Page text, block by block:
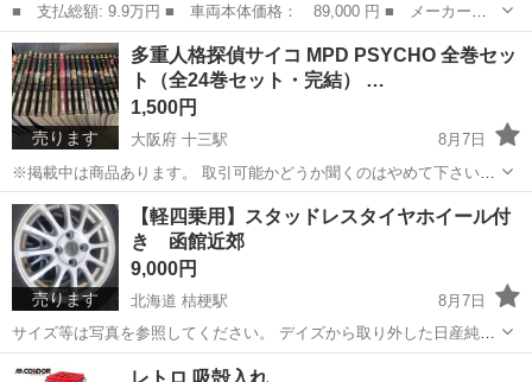
■ 支払総額: 9.9万円 ■ 車両本体価格： 89,000 円 ■ メーカー
名： スズキ ■ 車種名： アルト ■ グレード名： Ｎ－１ キー
レス ＣＤチューナー ■ 排気量： 660cc ■ ドア枚数： 5D ■ ミ
ッ...
埼玉 狭山市 アルト
売ります
多重人格探偵サイコ MPD PSYCHO 全巻セッ
ト（全24巻セット・完結） …
1,500円
大阪府 十三駅
8月7日
※掲載中は商品あります。 取引可能かどうか聞くのはやめて下さい。
一通目に取引可能な日時など記載していただくとスムーズです。
━━━━━━━━━━━━━━━━━━━ ※値段が合わないと思う方
は★より 相談してもら...
大阪 大阪市 十三駅 マンガ、コミック、アニメ
多重人格探偵サイコ
売ります
【軽四乗用】スタッドレスタイヤホイール付
き 函館近郊
9,000円
北海道 桔梗駅
8月7日
サイズ等は写真を参照してください。 デイズから取り外した日産純正
ホイールらしいですがセンターキャップが擦れてあまり見えないで
北海道 桔梗駅 タイヤ、ホイール
レトロ 吸殻入れ